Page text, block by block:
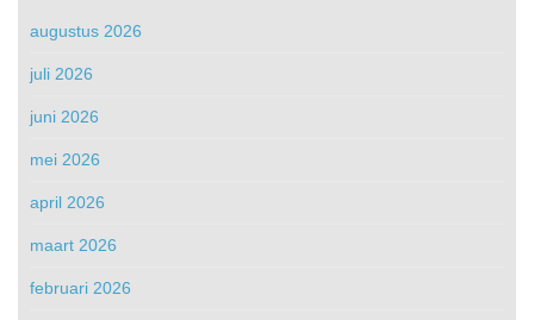
augustus 2026
juli 2026
juni 2026
mei 2026
april 2026
maart 2026
februari 2026